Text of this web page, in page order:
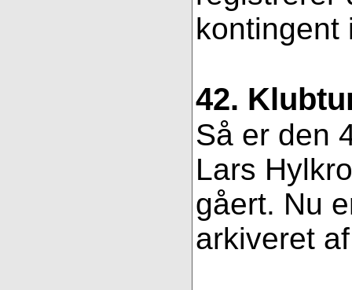
42.
Så er den
Lars
gåert. Nu
arkiveret